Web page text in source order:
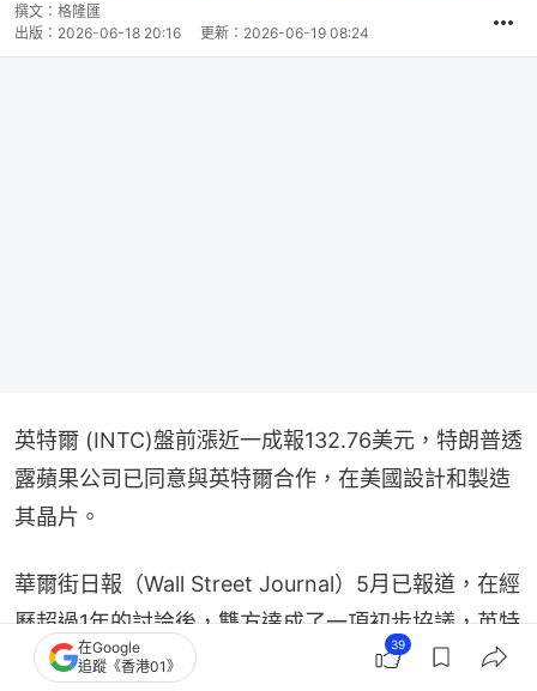
撰文： 格隆匯
出版： 2026-06-18 20:16 更新： 2026-06-19 08:24
英特爾 (INTC)盤前漲近一成報132.76美元，特朗普透
露蘋果公司已同意與英特爾合作，在美國設計和製造
其晶片。
華爾街日報（Wall Street Journal）5月已報道，在經
歷超過1年的討論後，雙方達成了一項初步協議，英特
爾將為蘋果生產部分晶片。
在Google
追蹤《香港01》
39